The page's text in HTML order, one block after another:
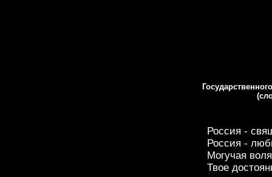
Россия -
Россия -
Могучая
Твое